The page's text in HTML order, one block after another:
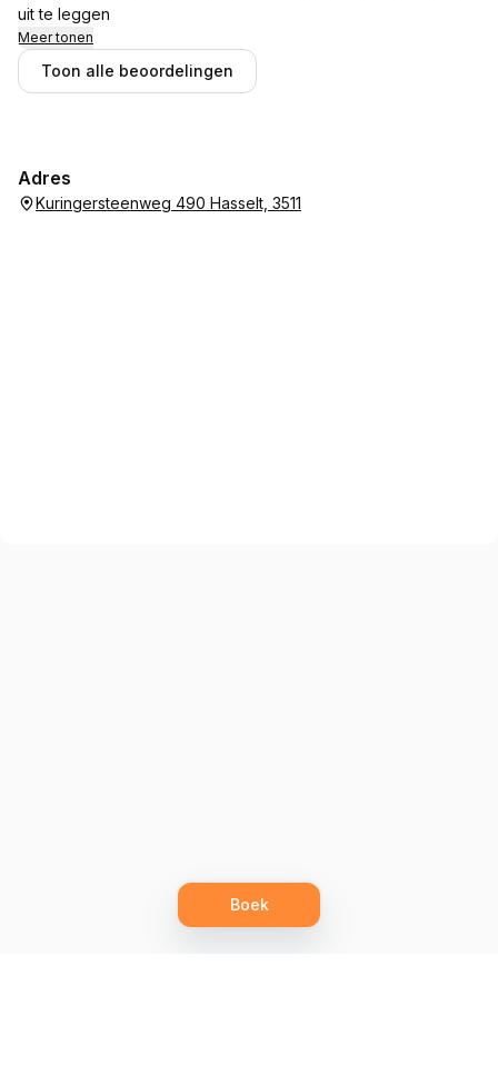
Boek
uit te leggen
Meer tonen
Toon alle beoordelingen
Adres
Kuringersteenweg 490 Hasselt, 3511